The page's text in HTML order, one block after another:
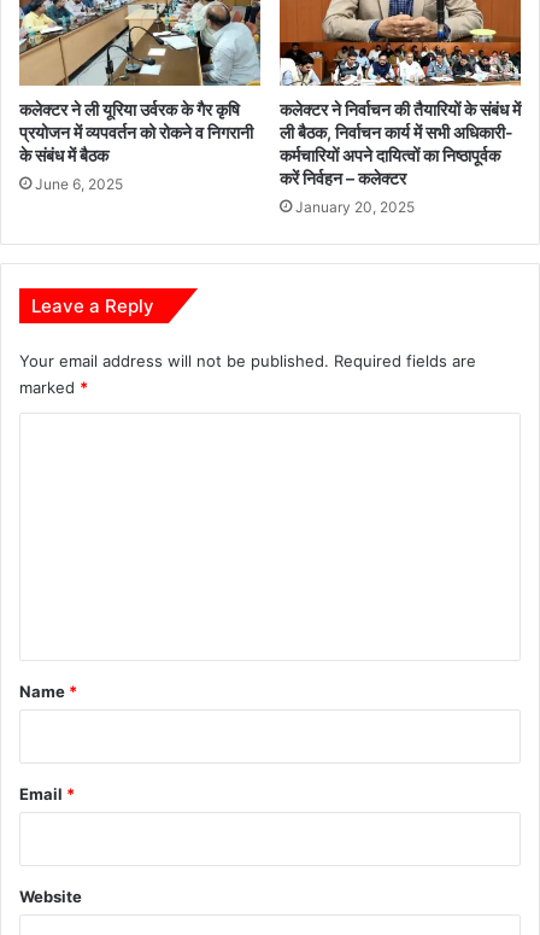
जि
त
कलेक्टर ने ली यूरिया उर्वरक के गैर कृषि
प्रयोजन में व्यपवर्तन को रोकने व निगरानी
के संबंध में बैठक
June 6, 2025
कलेक्टर ने निर्वाचन की तैयारियों के संबंध में
ली बैठक, निर्वाचन कार्य में सभी अधिकारी-
कर्मचारियों अपने दायित्वों का निष्ठापूर्वक
करें निर्वहन – कलेक्टर
January 20, 2025
Leave a Reply
Your email address will not be published. Required fields are
marked *
*
Name *
Email *
Website